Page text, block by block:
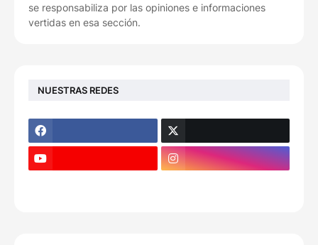
se responsabiliza por las opiniones e informaciones
vertidas en esa sección.
NUESTRAS REDES